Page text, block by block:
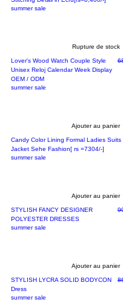
summer sale
Rupture de stock
Lover's Wood Watch Couple Style
Unisex Reloj Calendar Week Display
OEM / ODM
summer sale
Ajouter au panier
Candy Color Lining Formal Ladies Suits
Jacket Sehe Fashion[ rs =7304/-]
summer sale
Ajouter au panier
STYLISH FANCY DESIGNER
POLYESTER DRESSES
summer sale
Ajouter au panier
STYLISH LYCRA SOLID BODYCON
Dress
summer sale